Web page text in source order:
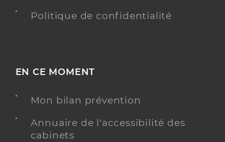
Politique de confidentialité
EN CE MOMENT
Mon bilan prévention
Annuaire de l'accessibilité des
cabinets